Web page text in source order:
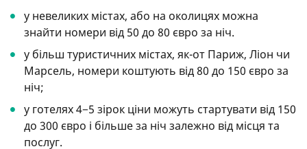
у невеликих містах, або на околицях можна
знайти номери від 50 до 80 євро за ніч.
у більш туристичних містах, як-от Париж, Ліон чи
Марсель, номери коштують від 80 до 150 євро за
ніч;
у готелях 4−5 зірок ціни можуть стартувати від 150
до 300 євро і більше за ніч залежно від місця та
послуг.